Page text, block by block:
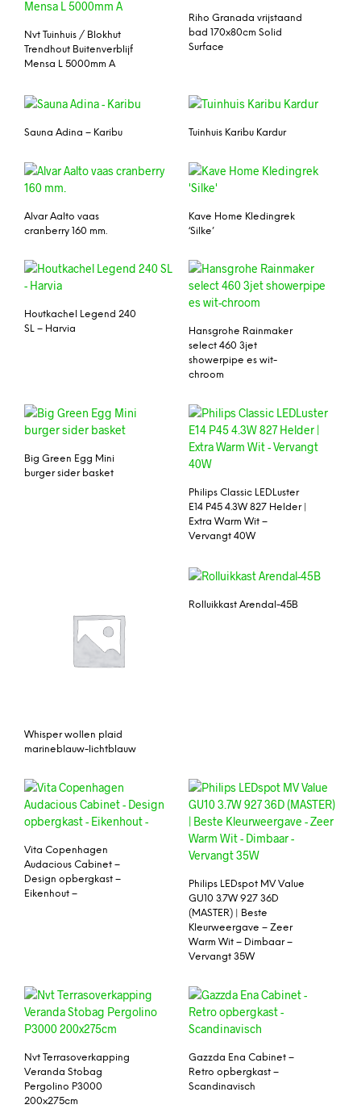
Nvt Tuinhuis / Blokhut
Trendhout Buitenverblijf
Mensa L 5000mm A
Riho Granada vrijstaand
bad 170x80cm Solid
Surface
Sauna Adina – Karibu Tuinhuis Karibu Kardur
Alvar Aalto vaas
cranberry 160 mm.
Kave Home Kledingrek
‘Silke’
Houtkachel Legend 240
SL – Harvia
Hansgrohe Rainmaker
select 460 3jet
showerpipe es wit-
chroom
Big Green Egg Mini
burger sider basket
Philips Classic LEDLuster
E14 P45 4.3W 827 Helder |
Extra Warm Wit –
Vervangt 40W
Whisper wollen plaid
marineblauw-lichtblauw
Rolluikkast Arendal-45B
Vita Copenhagen
Audacious Cabinet –
Design opbergkast –
Eikenhout –
Philips LEDspot MV Value
GU10 3.7W 927 36D
(MASTER) | Beste
Kleurweergave – Zeer
Warm Wit – Dimbaar –
Vervangt 35W
Nvt Terrasoverkapping
Veranda Stobag
Pergolino P3000
200x275cm
Gazzda Ena Cabinet –
Retro opbergkast –
Scandinavisch